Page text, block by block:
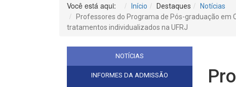
Você está aqui: Início Destaques
Notícias
Professores do Programa de Pós-graduação em
tratamentos individualizados na UFRJ
NOTÍCIAS
INFORMES DA ADMISSÃO